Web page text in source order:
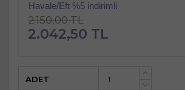
Havale/Eft %5 indirimli
2.150,00 TL
2.042,50 TL
+
ADET